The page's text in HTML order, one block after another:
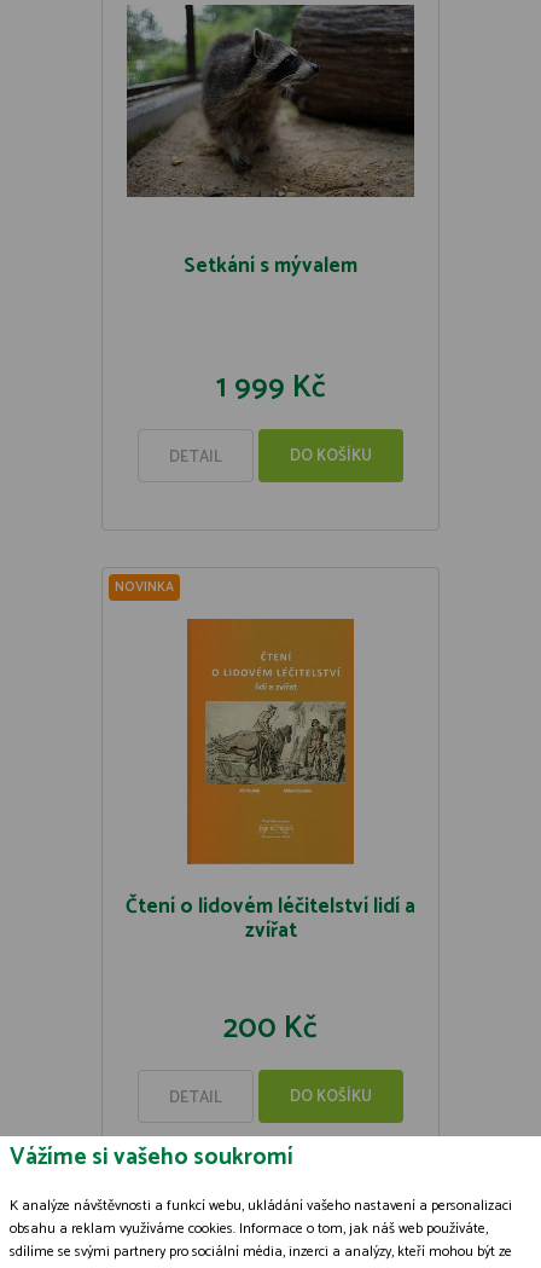
Setkání s mývalem
1 999 Kč
DETAIL DO KOŠÍKU
NOVINKA
Čtení o lidovém léčitelství lidí a
zvířat
200 Kč
DETAIL DO KOŠÍKU
Vážíme si vašeho soukromí
K analýze návštěvnosti a funkcí webu, ukládání vašeho nastavení a personalizaci
obsahu a reklam využíváme cookies. Informace o tom, jak náš web používáte,
sdílíme se svými partnery pro sociální média, inzerci a analýzy, kteří mohou být ze